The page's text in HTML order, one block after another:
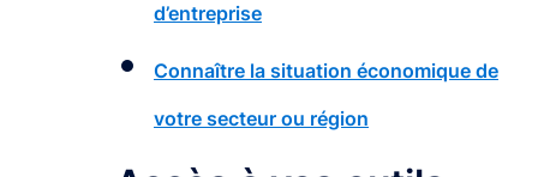
d’entreprise
Connaître la situation économique de
votre secteur ou région